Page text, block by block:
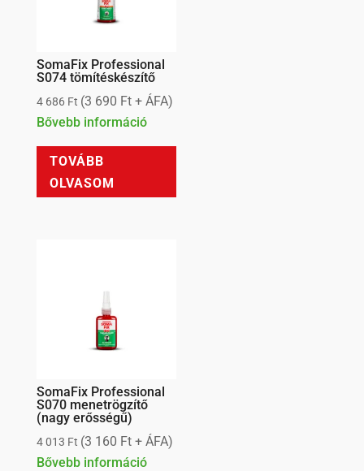
SomaFix Professional
S074 tömítéskészítő
4 686 Ft (3 690 Ft+ ÁFA)
Bővebb információ
TOVÁBB
OLVASOM
SomaFix Professional
S070 menetrögzítő
(nagy erősségű)
4 013 Ft (3 160 Ft+ ÁFA)
Bővebb információ